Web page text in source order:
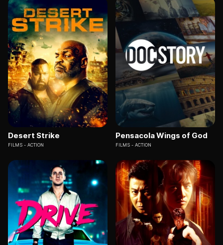
Desert Strike
FILMS ACTION
Pensacola Wings of God
FILMS ACTION